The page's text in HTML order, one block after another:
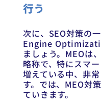
行う
次に、SEO対策の
Engine
ましょう。MEOは
略称で、特にスマ
増えている中、非
す。では、MEO対
ていきます。